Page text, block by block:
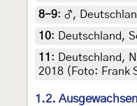
8-9: ♂,
10: Deutschland,
11 :
Deutschland,
2018 (Foto: Frank
1.2.